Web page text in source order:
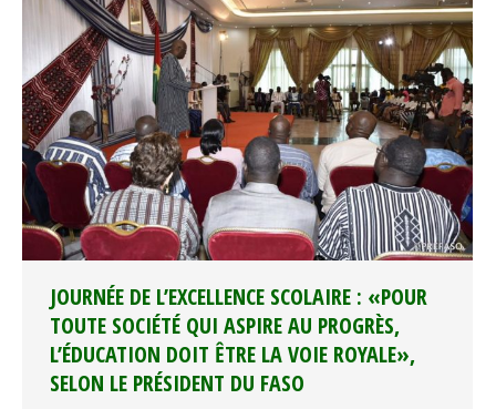
JOURNÉE DE L’EXCELLENCE SCOLAIRE : «POUR
TOUTE SOCIÉTÉ QUI ASPIRE AU PROGRÈS,
L’ÉDUCATION DOIT ÊTRE LA VOIE ROYALE»,
SELON LE PRÉSIDENT DU FASO